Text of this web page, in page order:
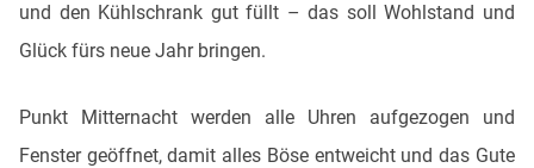
und den Kühlschrank gut füllt – das soll Wohlstand und
Glück fürs neue Jahr bringen.
Punkt Mitternacht werden alle Uhren aufgezogen und
Fenster geöffnet, damit alles Böse entweicht und das Gute